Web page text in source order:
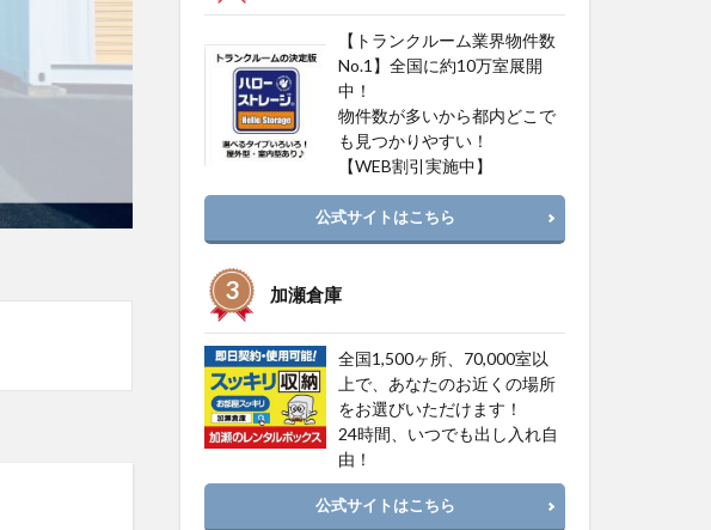
【トランクルーム業界物件数
No.1】全国に約10万室展開
中！
物件数が多いから都内どこで
も見つかりやすい！
【WEB割引実施中】
公式サイトはこちら
加瀬倉庫
全国1,500ヶ所、70,000室以
上で、あなたのお近くの場所
をお選びいただけます！
24時間、いつでも出し入れ自
由！
公式サイトはこちら